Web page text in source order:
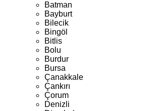
Batman
Bayburt
Bilecik
Bingöl
Bitlis
Bolu
Burdur
Bursa
Çanakkale
Çankırı
Çorum
Denizli